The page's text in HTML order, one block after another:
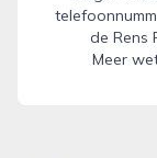
de Rens
Meer